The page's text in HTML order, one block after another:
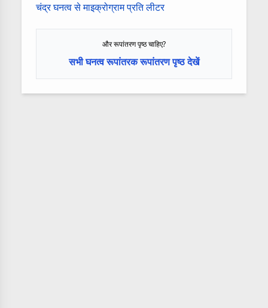
चंद्र घनत्व से माइक्रोग्राम प्रति लीटर
और रूपांतरण पृष्ठ चाहिए?
सभी घनत्व रूपांतरक रूपांतरण पृष्ठ देखें